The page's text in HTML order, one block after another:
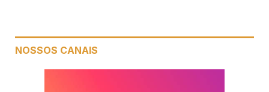
NOSSOS CANAIS